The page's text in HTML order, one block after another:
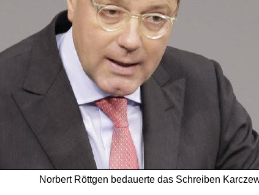
Norbert Röttgen bedauerte das Schreiben